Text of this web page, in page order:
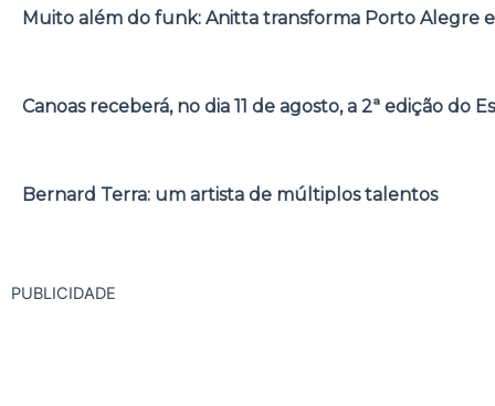
Muito além do funk: Anitta transforma Porto Alegre
Canoas receberá, no dia 11 de agosto, a 2ª edição do
Bernard Terra: um artista de múltiplos talentos
PUBLICIDADE